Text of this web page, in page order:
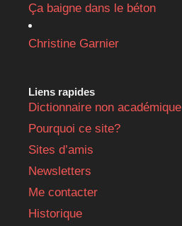
Ça baigne dans le béton
Christine Garnier
Liens rapides
Dictionnaire non académique
Pourquoi ce site?
Sites d’amis
Newsletters
Me contacter
Historique